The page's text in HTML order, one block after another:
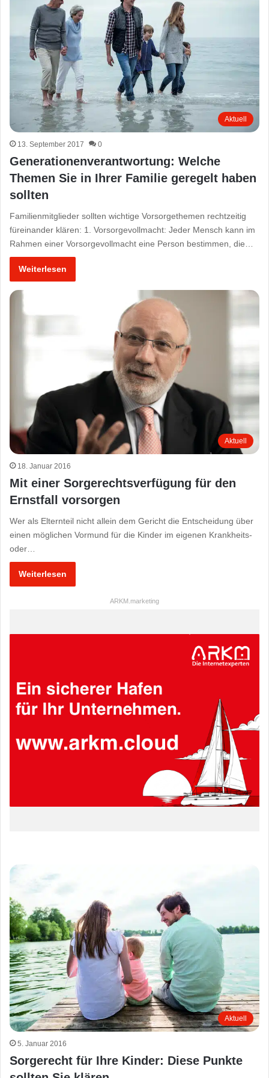
Aktuell
13. September 2017 0
Generationenverantwortung: Welche
Themen Sie in Ihrer Familie geregelt haben
sollten
Familienmitglieder sollten wichtige Vorsorgethemen rechtzeitig
füreinander klären: 1. Vorsorgevollmacht: Jeder Mensch kann im
Rahmen einer Vorsorgevollmacht eine Person bestimmen, die…
Weiterlesen
Aktuell
18. Januar 2016
Mit einer Sorgerechtsverfügung für den
Ernstfall vorsorgen
Wer als Elternteil nicht allein dem Gericht die Entscheidung über
einen möglichen Vormund für die Kinder im eigenen Krankheits-
oder…
Weiterlesen
ARKM.marketing
Aktuell
5. Januar 2016
Sorgerecht für Ihre Kinder: Diese Punkte